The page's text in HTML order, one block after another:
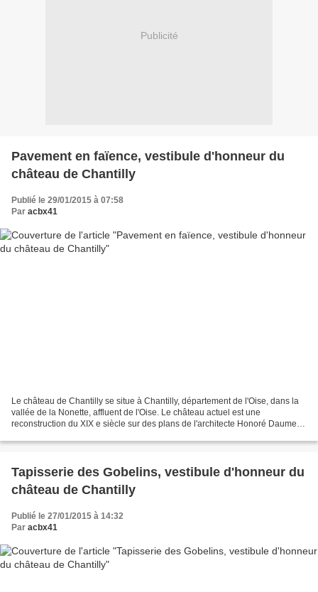
Publicité
Pavement en faïence, vestibule d'honneur du
château de Chantilly
Publié le 29/01/2015 à 07:58
Par acbx41
Le château de Chantilly se situe à Chantilly, département de l'Oise, dans la
vallée de la Nonette, affluent de l'Oise. Le château actuel est une
reconstruction du XIX e siècle sur des plans de l'architecte Honoré Daumet
Tapisserie des Gobelins, vestibule d'honneur du
château de Chantilly
Publié le 27/01/2015 à 14:32
Par acbx41